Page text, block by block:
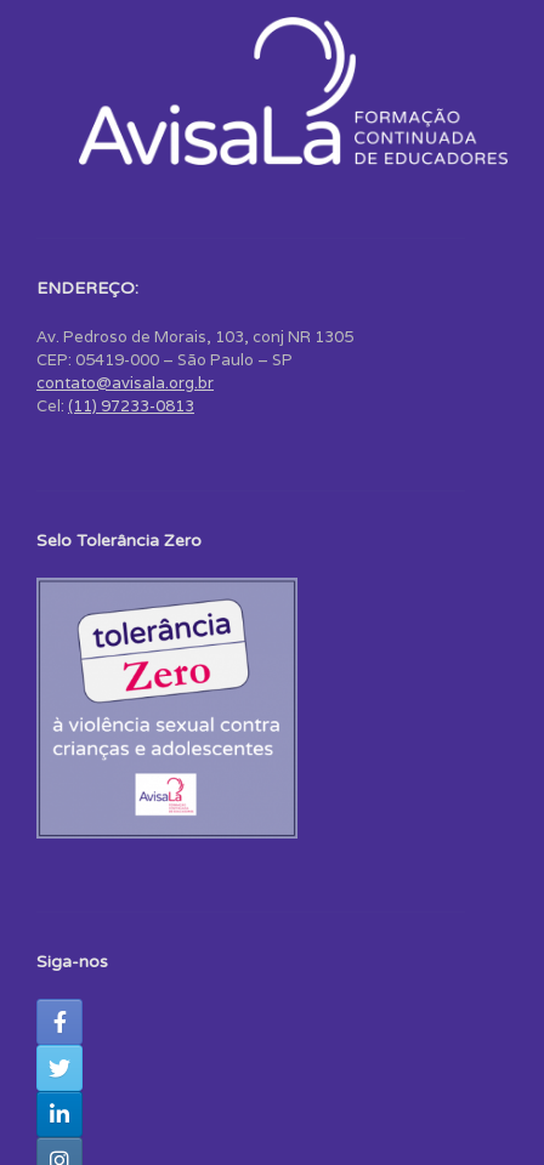
ENDEREÇO:
Av. Pedroso de Morais, 103, conj NR 1305
CEP: 05419-000 – São Paulo – SP
contato@avisala.org.br
Cel: (11) 97233-0813
Selo Tolerância Zero
Siga-nos